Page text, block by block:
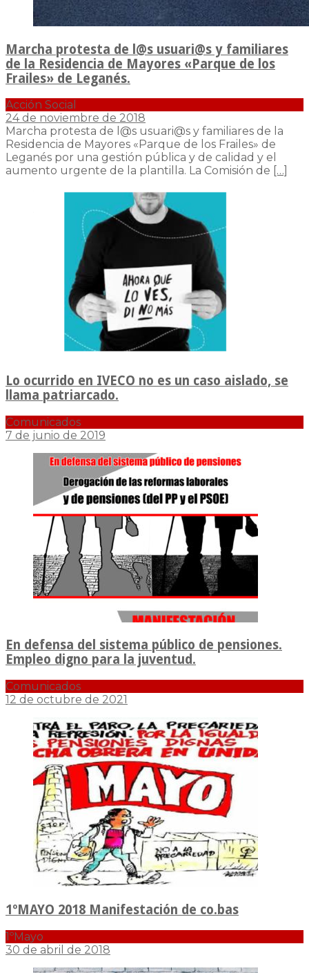
Marcha protesta de l@s usuari@s y familiares
de la Residencia de Mayores «Parque de los
Frailes» de Leganés.
Acción Social
24 de noviembre de 2018
Marcha protesta de l@s usuari@s y familiares de la
Residencia de Mayores «Parque de los Frailes» de
Leganés por una gestión pública y de calidad y el
aumento urgente de la plantilla. La Comisión de […]
Lo ocurrido en IVECO no es un caso aislado, se
llama patriarcado.
Comunicados
7 de junio de 2019
En defensa del sistema público de pensiones.
Empleo digno para la juventud.
Comunicados
12 de octubre de 2021
1ºMAYO 2018 Manifestación de co.bas
1ºMayo
30 de abril de 2018